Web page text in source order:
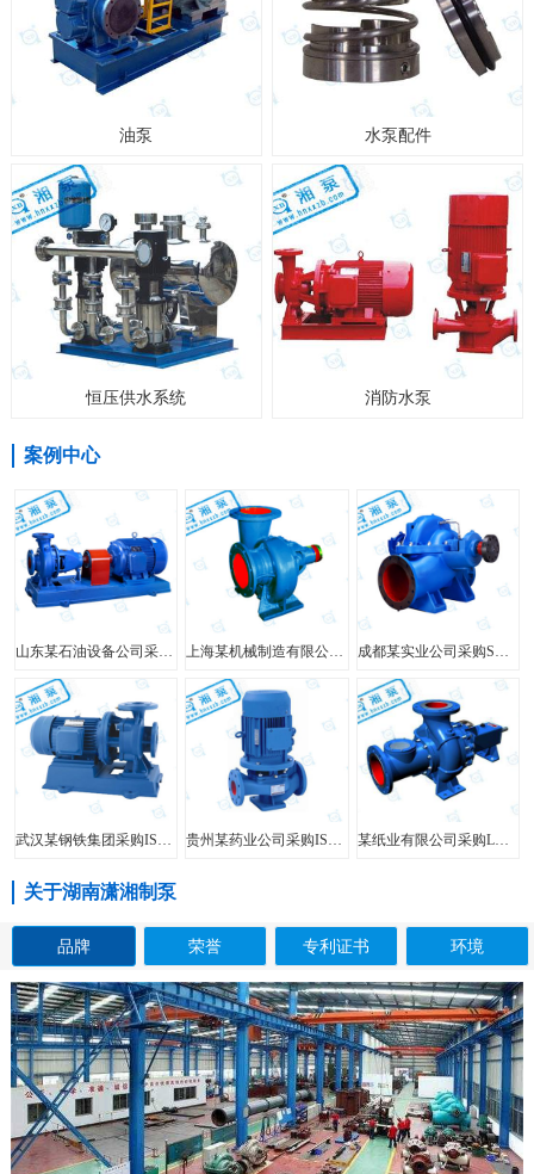
油泵 水泵配件
恒压供水系统 消防水泵
案例中心
山东某石油设备公司采购FIS型单级单吸离心泵
某纸业有限公司采购LXL型两相流无堵塞纸浆泵
关于湖南潇湘制泵
品牌 荣誉 专利证书 环境